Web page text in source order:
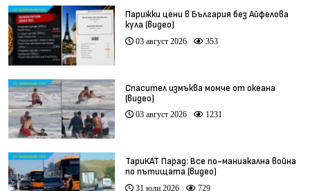
Парижки цени в България без Айфелова
кула (видео)
03 август 2026 353
Спасител измъква момче от океана
(видео)
03 август 2026 1231
ТариКАТ Парад: Все по-маниакална война
по пътищата (видео)
31 юли 2026 729